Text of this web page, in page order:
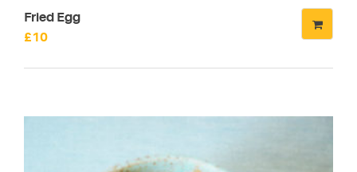
Fried Egg
£10